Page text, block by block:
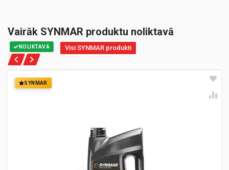
Vairāk SYNMAR produktu noliktavā
NOLIKTAVĀ Visi SYNMAR produkti
SYNMAR